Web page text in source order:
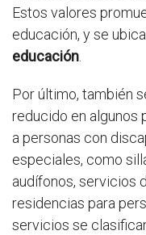
Estos valores
educación, y se
educación
Por último, también
reducido en algunos
a personas con
especiales, como
audífonos, servicios
residencias para
servicios se